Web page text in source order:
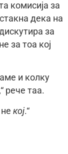
комисија за
дека на
за
за тоа кој
и колку
рече таа.
кој.“